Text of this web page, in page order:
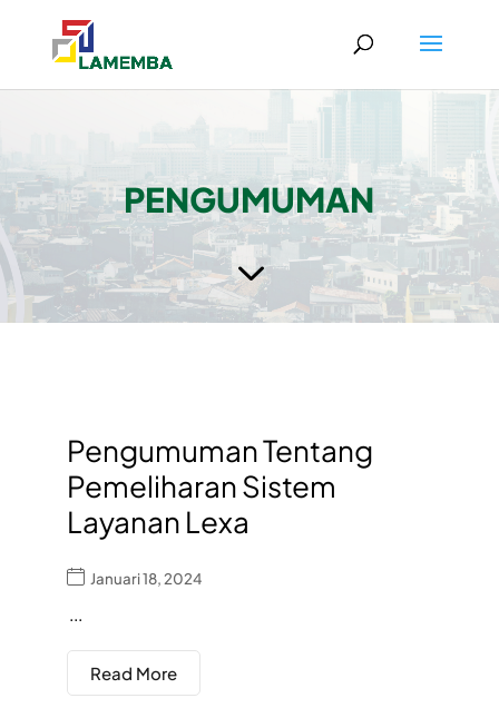
PENGUMUMAN
3
Pengumuman Tentang
Pemeliharan Sistem
Layanan Lexa
Januari 18, 2024
...
Read More